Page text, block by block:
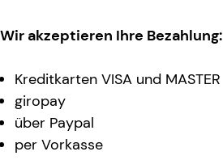
Wir akzeptieren Ihre Bezahlung:
Kreditkarten VISA und MASTER
giropay
über Paypal
per Vorkasse